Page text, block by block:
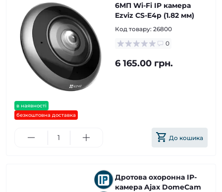
в наявності
безкоштовна доставка
6МП Wi-Fi IP камера
Ezviz CS-E4p (1.82 мм)
Код товару: 26800
0
6 165.00 грн.
До кошика
Дротова охоронна IP-
камера Ajax DomeCam